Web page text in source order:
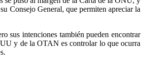
Consejo General, que permiten apreciar la
sus intenciones también pueden encontrar
y de la OTAN es controlar lo que ocurra